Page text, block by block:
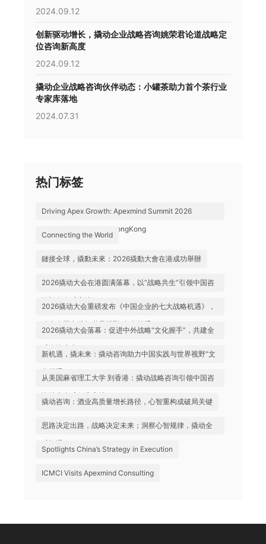
2024.09.12
创新驱动增长，撬动企业战略咨询姚荣君论道战略定
位咨询新高度
2024.09.12
撬动企业战略咨询伙伴动态：小罐茶助力首个茶行业
专家库落地
2024.07.31
热门标签
Driving Apex Growth: Apexmind Summit 2026
Successfully Held in HongKong
Connecting the World
鏈接全球，撬動未來：2026撬動大會在港成功舉辦
2026撬动大会在港圆满落幕，以“战略共生”引领中国咨
询迈向全球高地
2026撬动大会重磅发布《中国企业的七大战略机遇》，
助力中国实践与世界视野“文化握手”
2026撬动大会落幕：促进中外战略“文化握手”，共建全
球咨询生态
新机遇，撬未来：撬动咨询助力中国实践与世界视野“文
化握手”
从美国麻省理工大学 到香港：撬动战略咨询引领中国咨
询站上全球行业高地
撬动咨询：酒业高质量增长路径，心智重构成破局关键
思路决定出路，战略决定未来；洞察心智规律，撬动全
球机遇
Spotlights China’s Strategy in Execution
ICMCI Visits Apexmind Consulting